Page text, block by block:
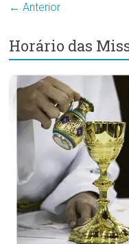
← Anterior
Horário das